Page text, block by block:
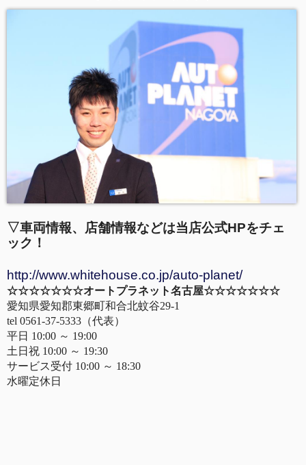
▽車両情報、店舗情報などは当店公式HPをチェ
ック！
http://www.whitehouse.co.jp/auto-planet/
☆☆☆☆☆☆☆オートプラネット名古屋☆☆☆☆☆☆☆
愛知県愛知郡東郷町和合北蚊谷29-1
tel 0561-37-5333（代表）
平日 10:00 ～ 19:00
土日祝 10:00 ～ 19:30
サービス受付 10:00 ～ 18:30
水曜定休日